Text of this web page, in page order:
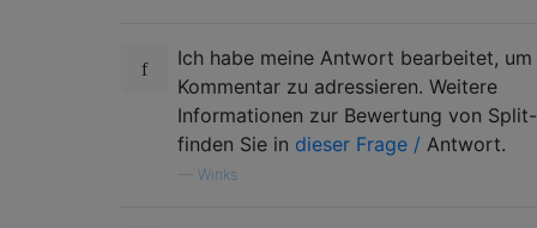
Ich habe meine Antwort bearbeitet, um
Kommentar zu adressieren. Weitere
Informationen zur Bewertung von
finden Sie in dieser Frage / Antwort.
Winks